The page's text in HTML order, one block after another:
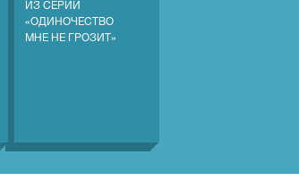
ИЗ СЕРИИ
«ОДИНОЧЕСТВО
МНЕ НЕ ГРОЗИТ»